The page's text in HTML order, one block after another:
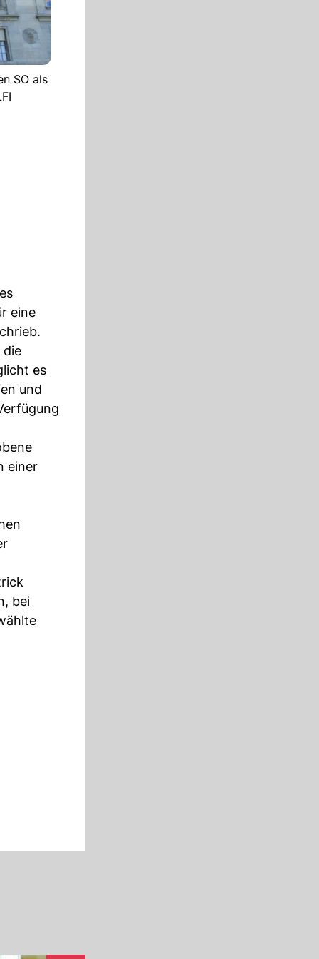
SO als
eine
die
es
und
einer
bei